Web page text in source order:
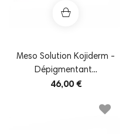
Meso Solution Kojiderm -
Dépigmentant...
46,00 €